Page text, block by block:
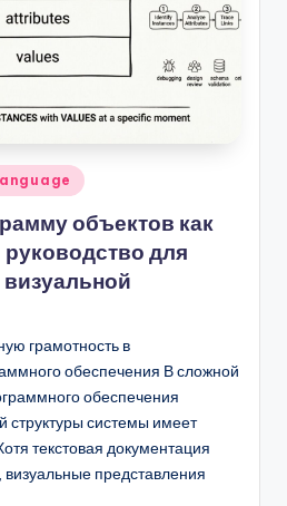
объектов как
для
грамотность в
обеспечения В сложной
обеспечения
структуры системы имеет
текстовая документация
визуальные представления